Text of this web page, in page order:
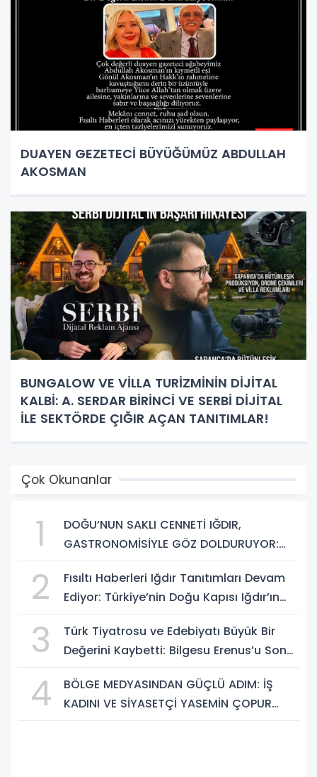
DUAYEN GEZETECİ BÜYÜĞÜMÜZ ABDULLAH
AKOSMAN
BUNGALOW VE VİLLA TURİZMİNİN DİJİTAL
KALBİ: A. SERDAR BİRİNCİ VE SERBİ DİJİTAL
İLE SEKTÖRDE ÇIĞIR AÇAN TANITIMLAR!
Çok Okunanlar
1
DOĞU’NUN SAKLI CENNETİ IĞDIR,
GASTRONOMİSİYLE GÖZ DOLDURUYOR:
BULUŞMA NOKTASI
2
Fısıltı Haberleri Iğdır Tanıtımları Devam
Ediyor: Türkiye’nin Doğu Kapısı Iğdır’ın
3
Türk Tiyatrosu ve Edebiyatı Büyük Bir
Değerini Kaybetti: Bilgesu Erenus’u Son
4
BÖLGE MEDYASINDAN GÜÇLÜ ADIM: İŞ
KADINI VE SİYASETÇİ YASEMİN ÇOPUR